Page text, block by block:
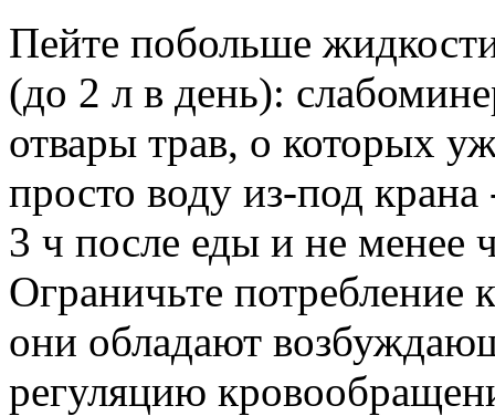
Пейте побольше
(до 2 л в день):
отвары трав, о которых
просто воду из-под крана
3 ч после еды и не менее
Ограничьте потребление
они обладают
регуляцию